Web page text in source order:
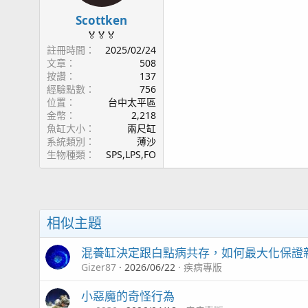
Scottken
🏅🏅🏅
註冊時間
2025/02/24
文章
508
按讚
137
經驗點數
756
位置
台中太平區
金幣
2,218
魚缸大小
兩尺缸
系統類別
薄沙
生物種類
SPS,LPS,FO
相似主題
混養缸決定跟白點病共存，如何最大化保證
Gizer87 2026/06/22 疾病專版
小惡魔的奇怪行為